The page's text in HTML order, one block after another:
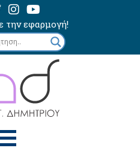
την εφαρμογή!